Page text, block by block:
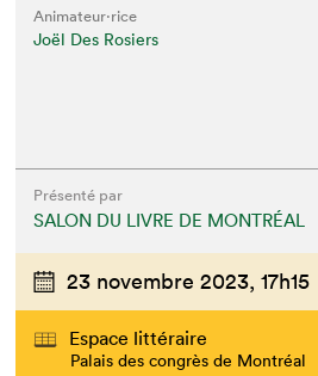
Animateur⋅rice
Joël Des Rosiers
Présenté par
SALON DU LIVRE DE MONTRÉAL
23 novembre 2023, 17h15
Espace littéraire
Palais des congrès de Montréal